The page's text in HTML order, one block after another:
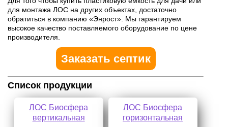
для монтажа ЛОС на других объектах, достаточно
обратиться в компанию «Энрост». Мы гарантируем
высокое качество поставляемого оборудование по цене
производителя.
Заказать септик
Список продукции
ЛОС Биосфера
вертикальная
ЛОС Биосфера
горизонтальная